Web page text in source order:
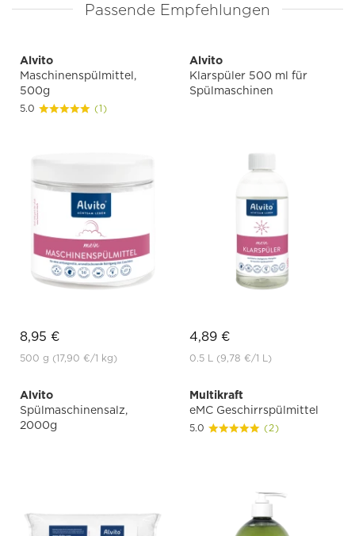
Passende Empfehlungen
Alvito
Maschinenspülmittel,
500g
5.0 (1)
8,95 €
500 g (17,90 €/1 kg)
Alvito
Klarspüler 500 ml für
Spülmaschinen
4,89 €
0.5 L (9,78 €/1 L)
Alvito
Spülmaschinensalz,
2000g
Multikraft
eMC Geschirrspülmittel
5.0 (2)